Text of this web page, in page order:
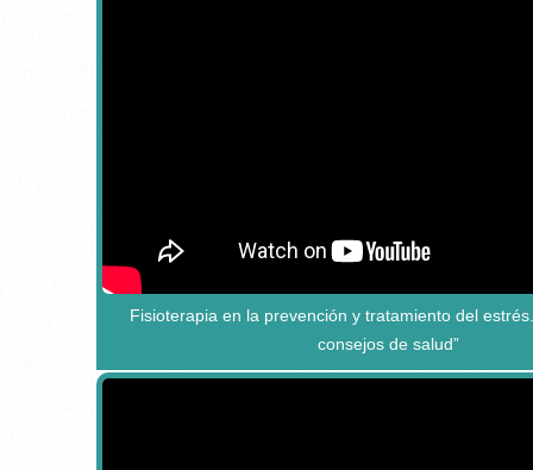
Fisioterapia en la prevención y tratamiento del
consejos de salud”